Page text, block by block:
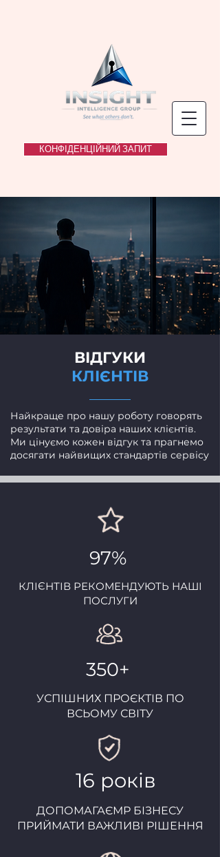
КОНФІДЕНЦІЙНИЙ ЗАПИТ
ВІДГУКИ
КЛІЄНТІВ
Найкраще про нашу роботу говорять
результати та довіра наших клієнтів.
Ми цінуємо кожен відгук та прагнемо
досягати найвищих стандартів сервісу
97%
КЛІЄНТІВ РЕКОМЕНДУЮТЬ НАШІ
ПОСЛУГИ
350+
УСПІШНИХ ПРОЄКТІВ ПО
ВСЬОМУ СВІТУ
16 років
ДОПОМАГАЄМР БІЗНЕСУ
ПРИЙМАТИ ВАЖЛИВІ РІШЕННЯ